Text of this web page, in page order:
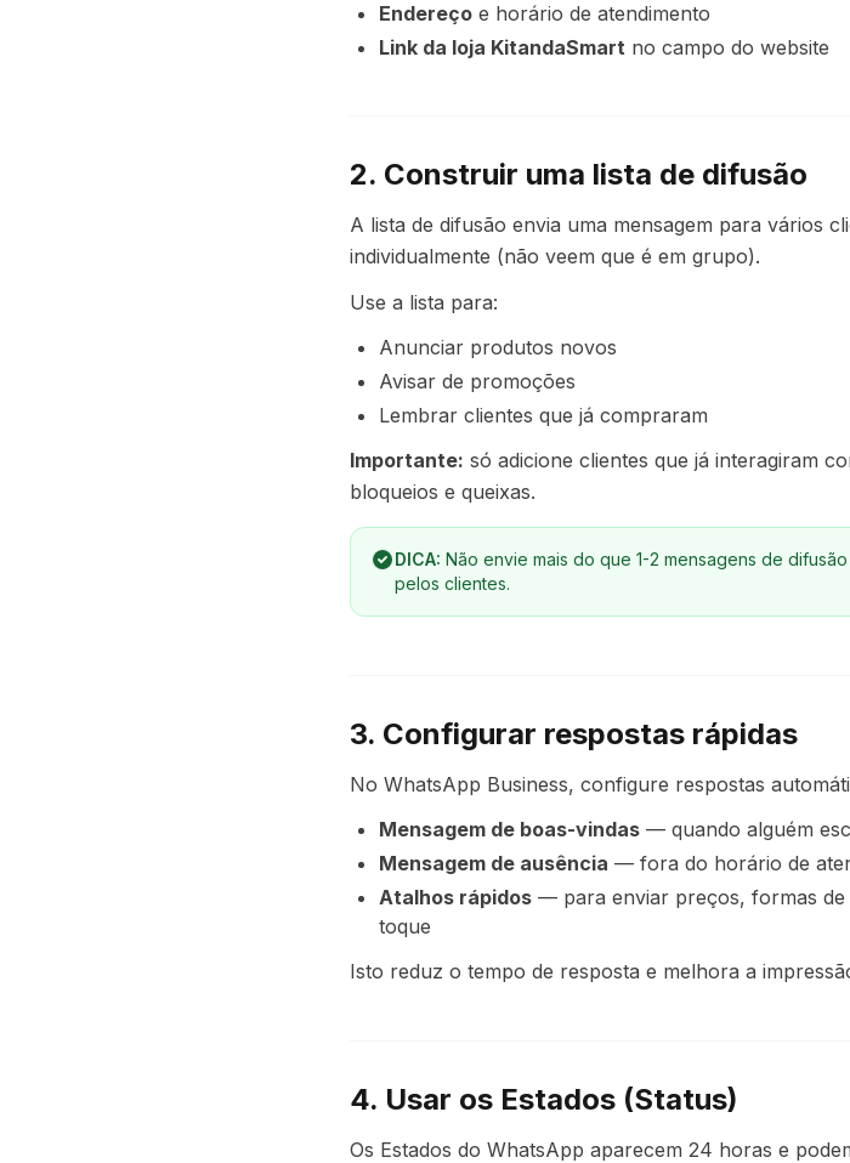
Endereço e horário de atendimento
Link da loja KitandaSmart no campo do website
2. Construir uma lista de difusão
A lista de difusão envia uma mensagem para vários
individualmente (não veem que é em grupo).
Use a lista para:
Anunciar produtos novos
Avisar de promoções
Lembrar clientes que já compraram
Importante: só adicione clientes que já interagiram
bloqueios e queixas.
DICA: Não envie mais do que 1-2 mensagens de
pelos clientes.
3. Configurar respostas rápidas
No WhatsApp Business, configure respostas
Mensagem de boas-vindas — quando alguém
Mensagem de ausência — fora do horário de
Atalhos rápidos — para enviar preços, formas de
toque
Isto reduz o tempo de resposta e melhora a
4. Usar os Estados (Status)
Os Estados do WhatsApp aparecem 24 horas e